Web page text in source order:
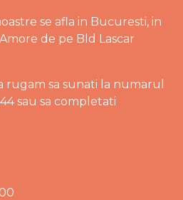
se afla in Bucuresti, in
de pe Bld Lascar
sa sunati la numarul
sau sa completati